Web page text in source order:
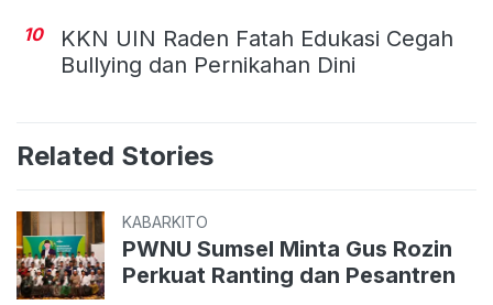
10
KKN UIN Raden Fatah Edukasi Cegah
Bullying dan Pernikahan Dini
Related Stories
KABARKITO
PWNU Sumsel Minta Gus Rozin
Perkuat Ranting dan Pesantren